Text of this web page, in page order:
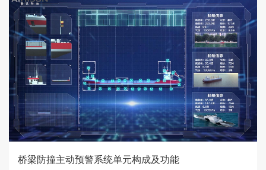
桥梁防撞主动预警系统单元构成及功能